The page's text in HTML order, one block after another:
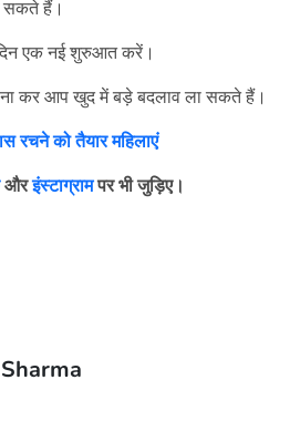
हैं।
एक नई शुरुआत करें।
कर आप खुद में बड़े बदलाव ला सकते हैं।
रचने को तैयार महिलाएं
औरइंस्टाग्रामपर भी जुड़िए।